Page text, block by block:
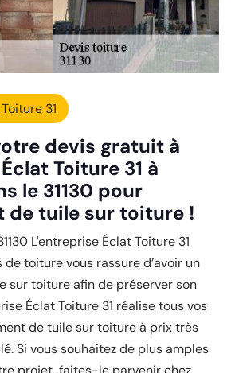
31
devis gratuit à
Toiture 31 à
le 31130 pour
de tuile sur toiture !
L'entreprise Éclat Toiture 31
toiture vous rassure d’avoir un
sur toiture afin de préserver son
Éclat Toiture 31 réalise tous vos
de tuile sur toiture à prix très
Si vous souhaitez de plus amples